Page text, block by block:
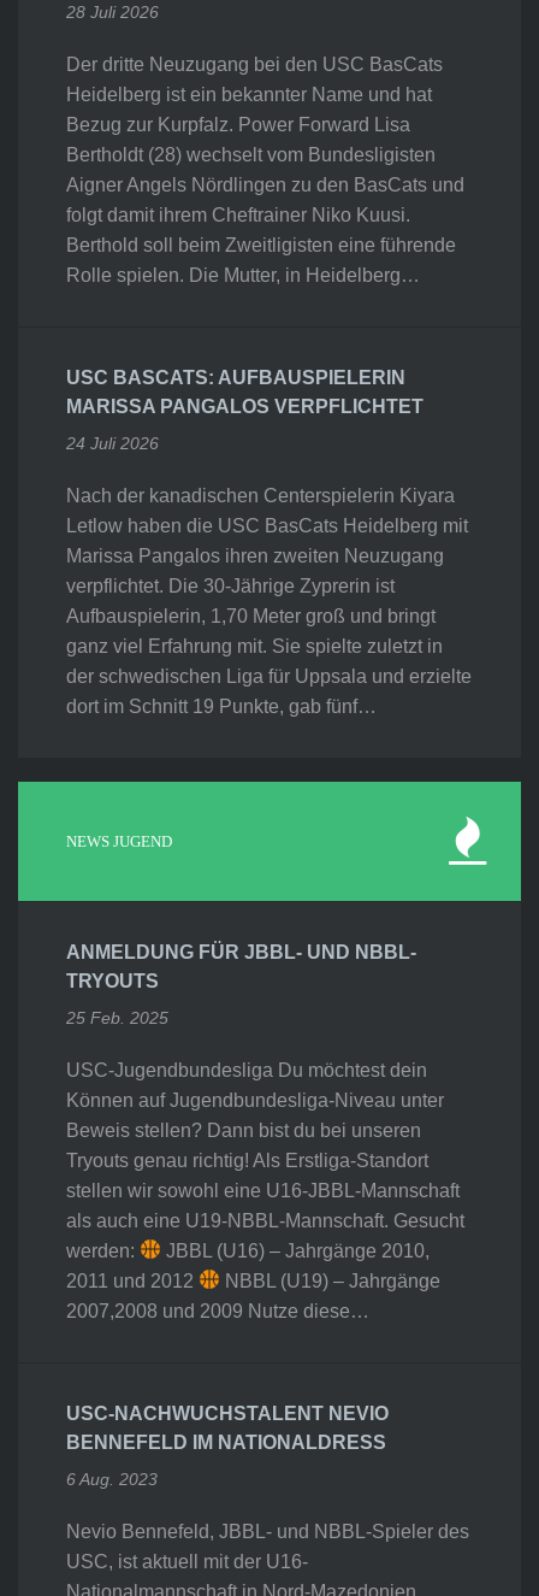
28 Juli 2026
Der dritte Neuzugang bei den USC BasCats
Heidelberg ist ein bekannter Name und hat
Bezug zur Kurpfalz. Power Forward Lisa
Bertholdt (28) wechselt vom Bundesligisten
Aigner Angels Nördlingen zu den BasCats und
folgt damit ihrem Cheftrainer Niko Kuusi.
Berthold soll beim Zweitligisten eine führende
Rolle spielen. Die Mutter, in Heidelberg…
USC BASCATS: AUFBAUSPIELERIN
MARISSA PANGALOS VERPFLICHTET
24 Juli 2026
Nach der kanadischen Centerspielerin Kiyara
Letlow haben die USC BasCats Heidelberg mit
Marissa Pangalos ihren zweiten Neuzugang
verpflichtet. Die 30-Jährige Zyprerin ist
Aufbauspielerin, 1,70 Meter groß und bringt
ganz viel Erfahrung mit. Sie spielte zuletzt in
der schwedischen Liga für Uppsala und erzielte
dort im Schnitt 19 Punkte, gab fünf…
NEWS JUGEND
ANMELDUNG FÜR JBBL- UND NBBL-
TRYOUTS
25 Feb. 2025
USC-Jugendbundesliga Du möchtest dein
Können auf Jugendbundesliga-Niveau unter
Beweis stellen? Dann bist du bei unseren
Tryouts genau richtig! Als Erstliga-Standort
stellen wir sowohl eine U16-JBBL-Mannschaft
als auch eine U19-NBBL-Mannschaft. Gesucht
werden:
JBBL (U16) – Jahrgänge 2010,
2011 und 2012
NBBL (U19) – Jahrgänge
2007,2008 und 2009 Nutze diese…
USC-NACHWUCHSTALENT NEVIO
BENNEFELD IM NATIONALDRESS
6 Aug. 2023
Nevio Bennefeld, JBBL- und NBBL-Spieler des
USC, ist aktuell mit der U16-
Nationalmannschaft in Nord-Mazedonien